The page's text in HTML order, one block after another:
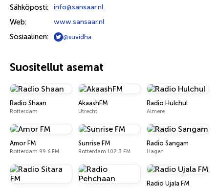
Sähköposti: info@sansaar.nl
Web: www.sansaar.nl
Sosiaalinen: @suvidha
Suositellut asemat
Radio Shaan
Rotterdam
AkaashFM
Utrecht
Radio Hulchul
Almere
Amor FM
Rotterdam 99.6 FM
Sunrise FM
Rotterdam 102.3 FM
Radio Sangam
Hagen
Radio Ujala FM